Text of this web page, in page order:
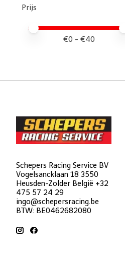
Prijs
Minimale prijswaarde
Price maximum value
€0 - €40
Schepers Racing Service BV
Vogelsancklaan 18 3550
Heusden-Zolder België +32
475 57 24 29
ingo@schepersracing.be
BTW: BE0462682080